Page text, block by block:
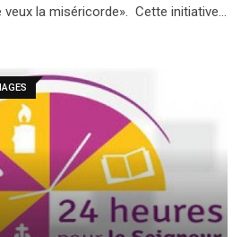
la miséricorde». Cette initiative…